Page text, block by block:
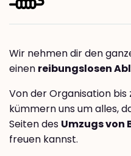
Wir nehmen dir den
einen reibungslosen
Von der Organisation
kümmern uns um alles,
Seiten des Umzugs von
freuen kannst.